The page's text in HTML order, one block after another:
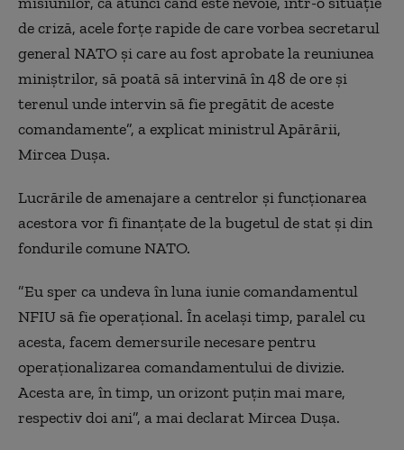
de criză, acele forțe rapide de care vorbea secretarul
general NATO și care au fost aprobate la reuniunea
miniștrilor, să poată să intervină în 48 de ore și
terenul unde intervin să fie pregătit de aceste
comandamente”, a explicat ministrul Apărării,
Mircea Dușa.
Lucrările de amenajare a centrelor şi funcţionarea
acestora vor fi finanţate de la bugetul de stat şi din
fondurile comune NATO.
”Eu sper ca undeva în luna iunie comandamentul
NFIU să fie operațional. În același timp, paralel cu
acesta, facem demersurile necesare pentru
operaționalizarea comandamentului de divizie.
Acesta are, în timp, un orizont puțin mai mare,
respectiv doi ani”, a mai declarat Mircea Duşa.